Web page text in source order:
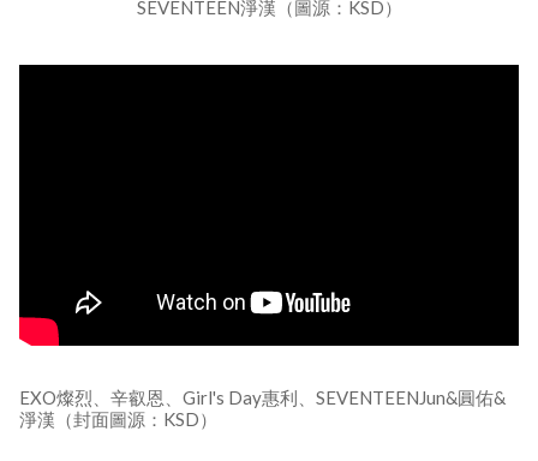
SEVENTEEN淨漢（圖源：KSD）
EXO燦烈、辛叡恩、Girl's Day惠利、SEVENTEENJun&圓佑&
淨漢（封面圖源：KSD）